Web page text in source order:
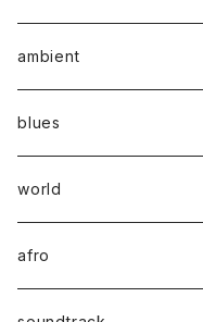
ambient
blues
world
afro